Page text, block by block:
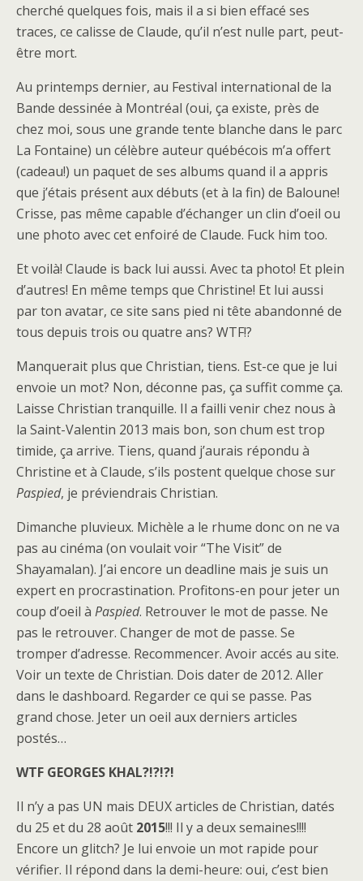
cherché quelques fois, mais il a si bien effacé ses
traces, ce calisse de Claude, qu’il n’est nulle part, peut-
être mort.
Au printemps dernier, au Festival international de la
Bande dessinée à Montréal (oui, ça existe, près de
chez moi, sous une grande tente blanche dans le parc
La Fontaine) un célèbre auteur québécois m’a offert
(cadeau!) un paquet de ses albums quand il a appris
que j’étais présent aux débuts (et à la fin) de Baloune!
Crisse, pas même capable d’échanger un clin d’oeil ou
une photo avec cet enfoiré de Claude. Fuck him too.
Et voilà! Claude is back lui aussi. Avec ta photo! Et plein
d’autres! En même temps que Christine! Et lui aussi
par ton avatar, ce site sans pied ni tête abandonné de
tous depuis trois ou quatre ans? WTF!?
Manquerait plus que Christian, tiens. Est-ce que je lui
envoie un mot? Non, déconne pas, ça suffit comme ça.
Laisse Christian tranquille. Il a failli venir chez nous à
la Saint-Valentin 2013 mais bon, son chum est trop
timide, ça arrive. Tiens, quand j’aurais répondu à
Christine et à Claude, s’ils postent quelque chose sur
Paspied, je préviendrais Christian.
Dimanche pluvieux. Michèle a le rhume donc on ne va
pas au cinéma (on voulait voir “The Visit” de
Shayamalan). J’ai encore un deadline mais je suis un
expert en procrastination. Profitons-en pour jeter un
coup d’oeil à Paspied. Retrouver le mot de passe. Ne
pas le retrouver. Changer de mot de passe. Se
tromper d’adresse. Recommencer. Avoir accés au site.
Voir un texte de Christian. Dois dater de 2012. Aller
dans le dashboard. Regarder ce qui se passe. Pas
grand chose. Jeter un oeil aux derniers articles
postés…
WTF GEORGES KHAL?!?!?!
Il n’y a pas UN mais DEUX articles de Christian, datés
du 25 et du 28 août 2015!!! Il y a deux semaines!!!!
Encore un glitch? Je lui envoie un mot rapide pour
vérifier. Il répond dans la demi-heure: oui, c’est bien